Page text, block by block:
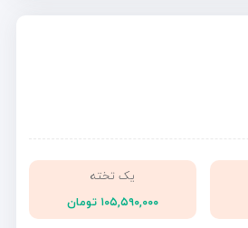
یک تخته
۱۰۵,۵۹۰,۰۰۰ تومان